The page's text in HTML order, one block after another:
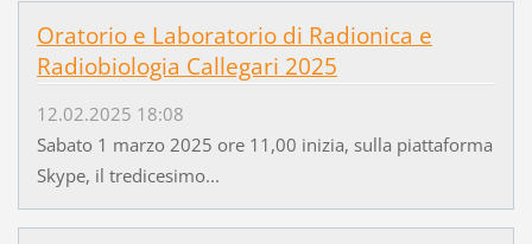
Oratorio e Laboratorio di Radionica e
Radiobiologia Callegari 2025
12.02.2025 18:08
Sabato 1 marzo 2025 ore 11,00 inizia, sulla piattaforma
Skype, il tredicesimo...